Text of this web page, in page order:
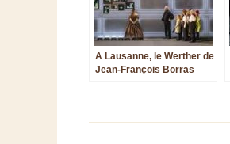
A Lausanne, le Werther de
Jean-François Borras